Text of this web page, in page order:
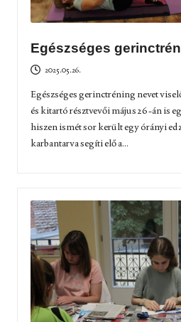
Egészséges
2025.05.26.
Egészséges gerinctréning nevet
és kitartó résztvevői május 26-án is
hiszen ismét sor került egy órányi
karbantarva segíti elő a...